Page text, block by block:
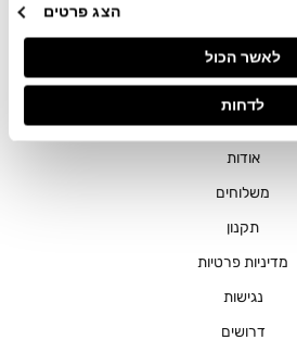
הפרסום וניתוח הנתונים.
לשלב את הנתונים האלה עם מידע
אספו בעקבות השימוש שעשיתם
הצג פרטים
לאשר הכול
לדחות
חנויות
שירות לקוחות
ההזמנות שלי
אודות
משלוחים
תקנון
מדיניות פרטיות
נגישות
דרושים